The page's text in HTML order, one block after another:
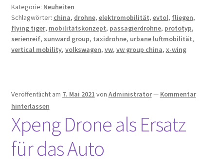
Kategorie: Neuheiten
Schlagwörter: china, drohne, elektromobilität, evtol, fliegen,
flying tiger, mobilitätskonzept, passagierdrohne, prototyp,
serienreif, sunward group, taxidrohne, urbane luftmobilität,
vertical mobility, volkswagen, vw, vw group china, x-wing
Veröffentlicht am 7. Mai 2021 von Administrator— Kommentar
hinterlassen
Xpeng Drone als Ersatz
für das Auto